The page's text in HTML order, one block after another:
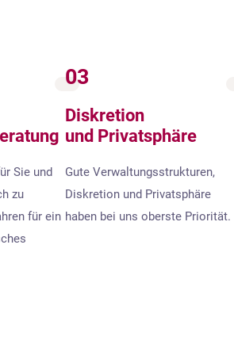
Sie und
zu
für ein
03
Diskretion
und Privatsphäre
Gute Verwaltungsstrukturen,
Diskretion und Privatsphäre
haben bei uns oberste Priorität.